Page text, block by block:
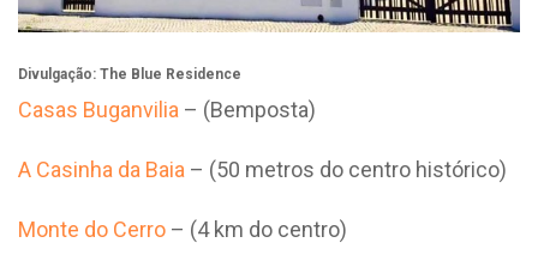
Divulgação: The Blue Residence
Casas Buganvilia – (Bemposta)
A Casinha da Baia – (50 metros do centro histórico)
Monte do Cerro – (4 km do centro)